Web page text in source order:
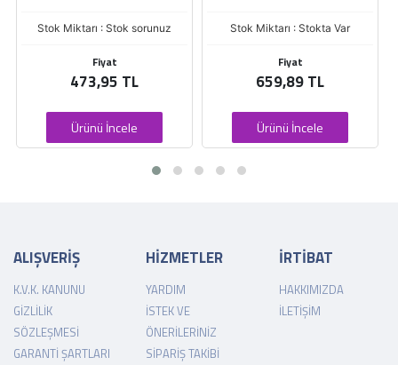
Stok Miktarı : Stok sorunuz
Fiyat
473,95 TL
Ürünü İncele
Stok Miktarı : Stokta Var
Fiyat
659,89 TL
Ürünü İncele
ALIŞVERİŞ
K.V.K. KANUNU
GIZLILIK
SÖZLEŞMESI
GARANTI ŞARTLARI
HİZMETLER
YARDIM
İSTEK VE
ÖNERILERINIZ
SIPARIŞ TAKIBI
İRTİBAT
HAKKIMIZDA
İLETIŞIM